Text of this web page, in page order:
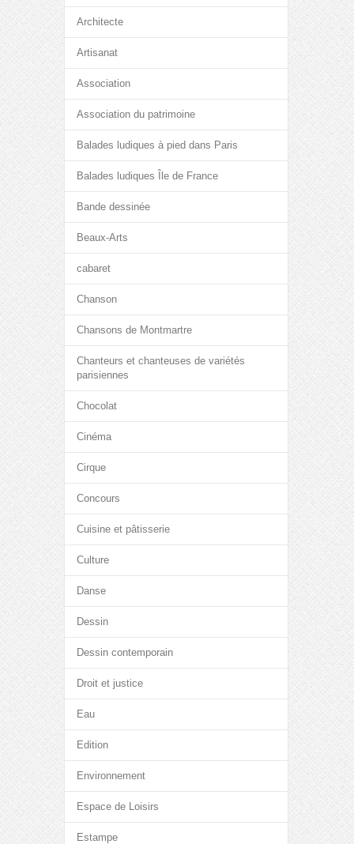
Architecte
Artisanat
Association
Association du patrimoine
Balades ludiques à pied dans Paris
Balades ludiques Île de France
Bande dessinée
Beaux-Arts
cabaret
Chanson
Chansons de Montmartre
Chanteurs et chanteuses de variétés
parisiennes
Chocolat
Cinéma
Cirque
Concours
Cuisine et pâtisserie
Culture
Danse
Dessin
Dessin contemporain
Droit et justice
Eau
Edition
Environnement
Espace de Loisirs
Estampe